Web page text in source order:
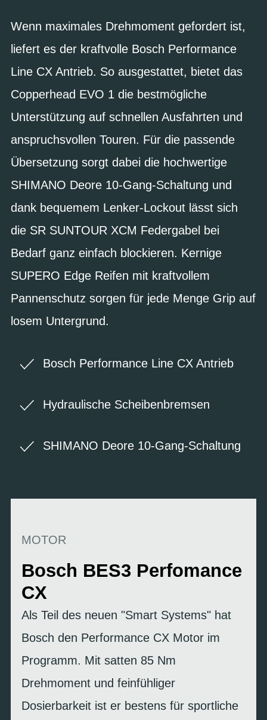
Wenn maximales Drehmoment gefordert ist,
liefert es der kraftvolle Bosch Performance
Line CX Antrieb. So ausgestattet, bietet das
Copperhead EVO 1 die bestmögliche
Unterstützung auf schnellen Ausfahrten und
anspruchsvollen Touren. Für die passende
Übersetzung sorgt dabei die hochwertige
SHIMANO Deore 10-Gang-Schaltung und
dank bequemem Lenker-Lockout lässt sich
die SR SUNTOUR XCM Federgabel bei
Bedarf ganz einfach blockieren. Kernige
SUPERO Edge Reifen mit kraftvollem
Pannenschutz sorgen für jede Menge Grip auf
losem Untergrund.
Bosch Performance Line CX Antrieb
Hydraulische Scheibenbremsen
SHIMANO Deore 10-Gang-Schaltung
MOTOR
Bosch BES3 Perfomance
CX
Als Teil des neuen "Smart Systems" hat
Bosch den Performance CX Motor im
Programm. Mit satten 85 Nm
Drehmoment und feinfühliger
Dosierbarkeit ist er bestens für sportliche